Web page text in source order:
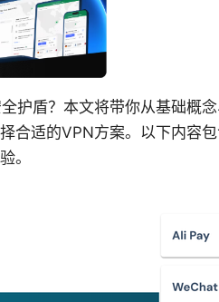
护盾？本文将带你从基础概
合适的VPN方案。以下内容
。